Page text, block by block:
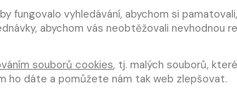
od smlouvy
fungovalo vyhledávání, abychom si
abychom vás neobtěžovali nevhodnou
souborů cookies, tj. malých souborů,
ho dáte a pomůžete nám tak web zlepšovat.